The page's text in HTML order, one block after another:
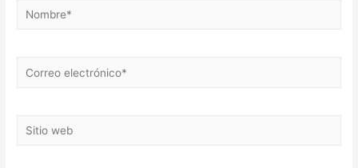
Nombre*
Correo
Sitio